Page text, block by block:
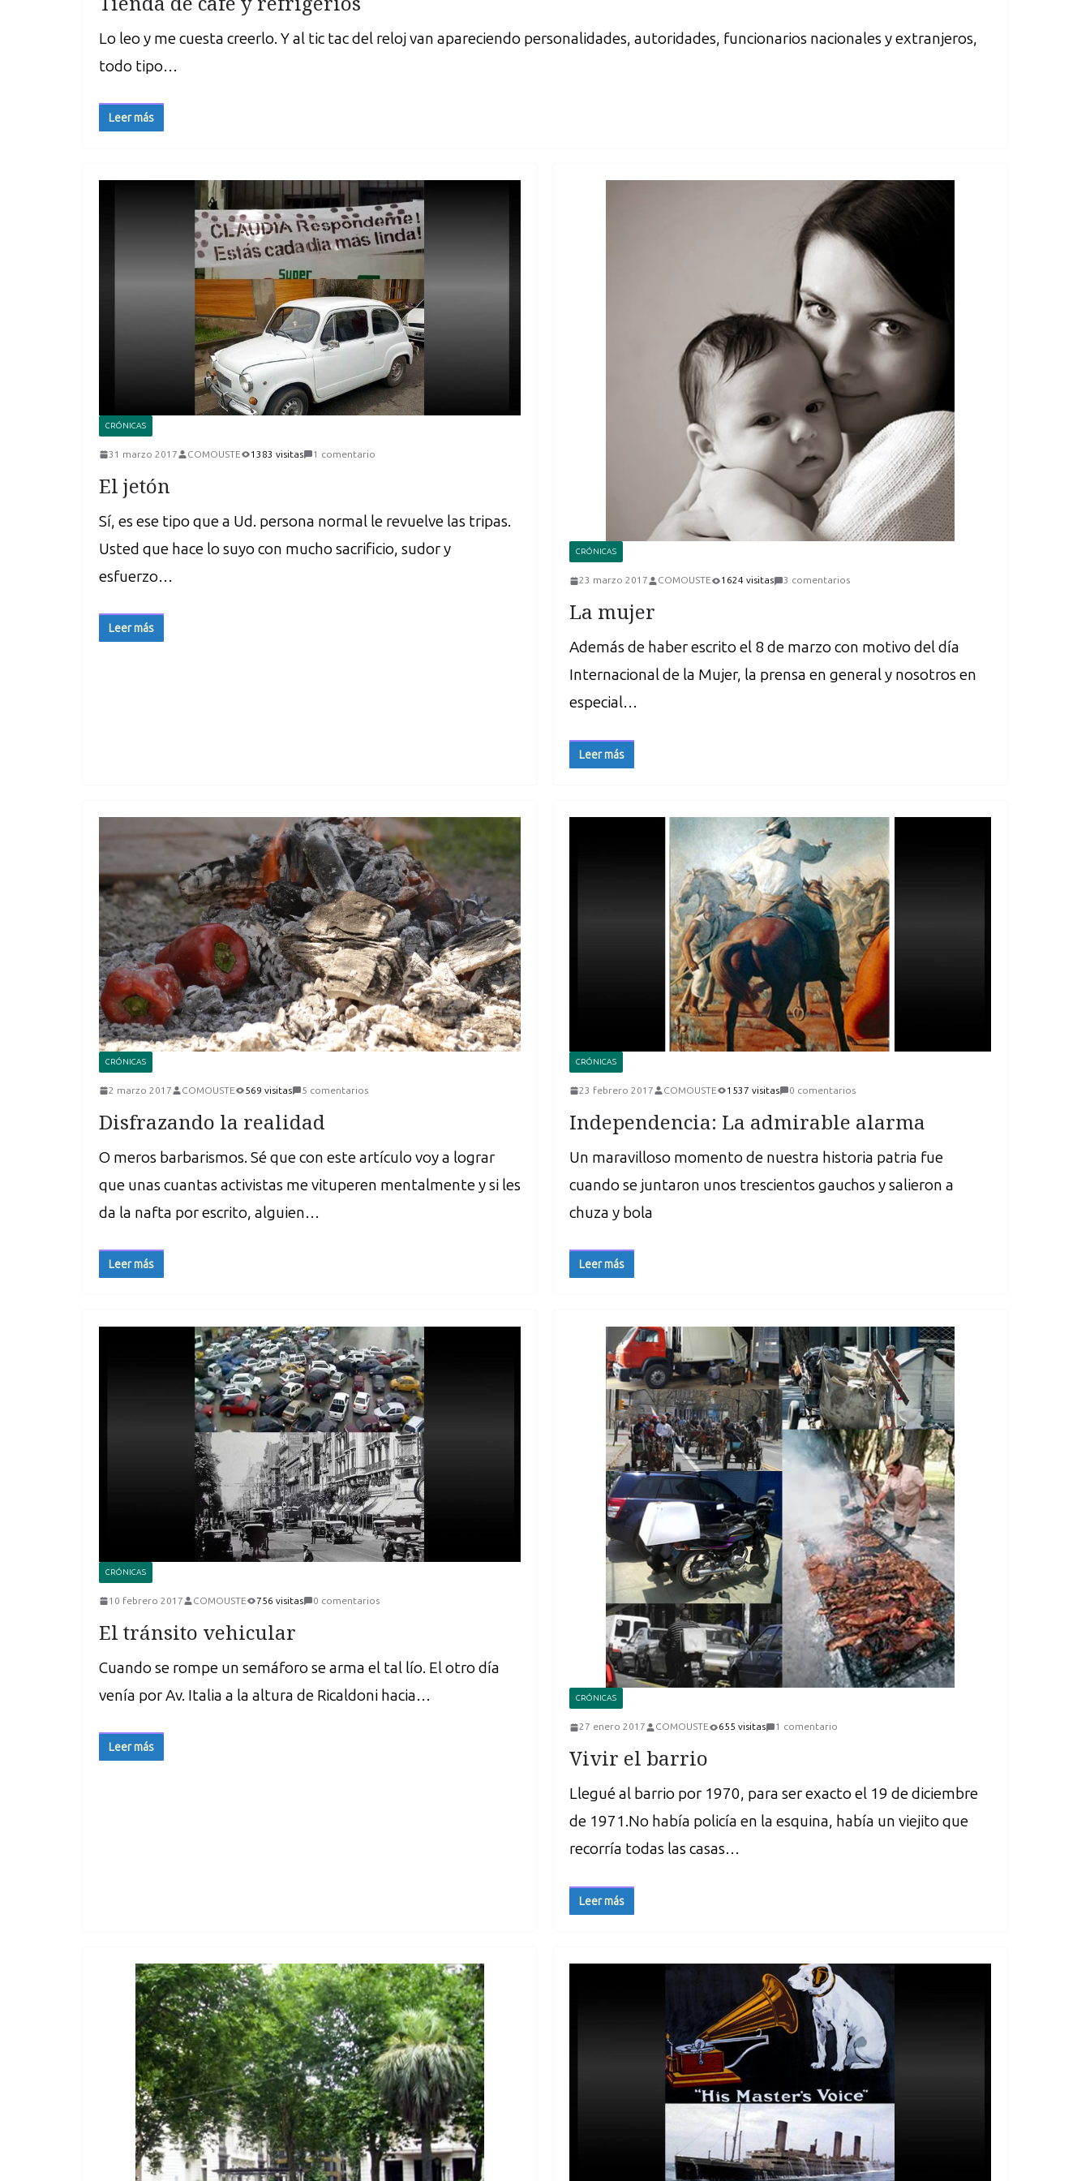
Lo leo y me cuesta creerlo. Y al tic tac del reloj van apareciendo personalidades, autoridades, funcionarios nacionales y extranjeros,
todo tipo…
Leer más
CRÓNICAS
31 marzo 2017 COMOUSTE 1383 visitas 1 comentario
El jetón
Sí, es ese tipo que a Ud. persona normal le revuelve las tripas.
Usted que hace lo suyo con mucho sacrificio, sudor y
esfuerzo…
Leer más
CRÓNICAS
23 marzo 2017 COMOUSTE 1624 visitas 3 comentarios
La mujer
Además de haber escrito el 8 de marzo con motivo del día
Internacional de la Mujer, la prensa en general y nosotros en
especial…
Leer más
CRÓNICAS
2 marzo 2017 COMOUSTE 569 visitas 5 comentarios
Disfrazando la realidad
O meros barbarismos. Sé que con este artículo voy a lograr
que unas cuantas activistas me vituperen mentalmente y si les
da la nafta por escrito, alguien…
Leer más
CRÓNICAS
23 febrero 2017 COMOUSTE 1537 visitas 0 comentarios
Independencia: La admirable alarma
Un maravilloso momento de nuestra historia patria fue
cuando se juntaron unos trescientos gauchos y salieron a
chuza y bola
Leer más
CRÓNICAS
10 febrero 2017 COMOUSTE 756 visitas 0 comentarios
El tránsito vehicular
Cuando se rompe un semáforo se arma el tal lío. El otro día
venía por Av. Italia a la altura de Ricaldoni hacia…
Leer más
CRÓNICAS
27 enero 2017 COMOUSTE 655 visitas 1 comentario
Vivir el barrio
Llegué al barrio por 1970, para ser exacto el 19 de diciembre
de 1971.No había policía en la esquina, había un viejito que
recorría todas las casas…
Leer más